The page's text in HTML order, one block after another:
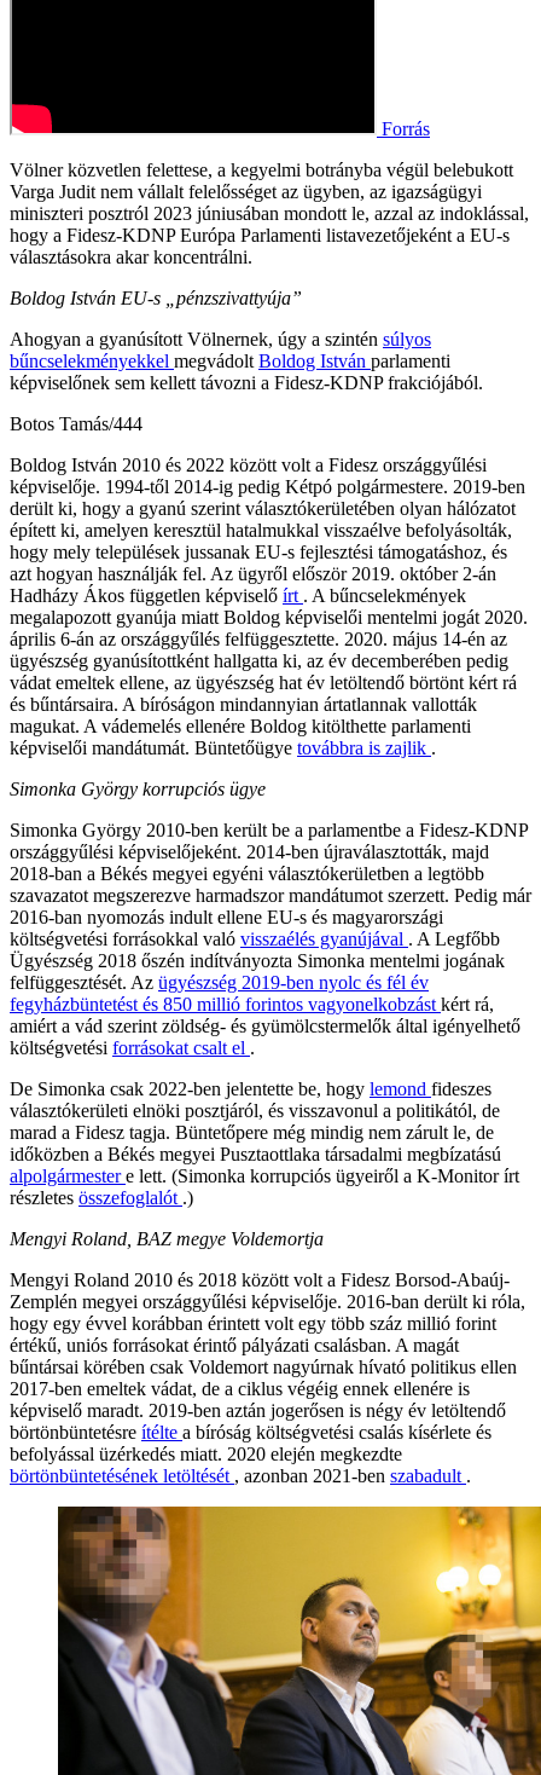
Forrás
Völner közvetlen felettese, a kegyelmi botrányba végül belebukott
Varga Judit nem vállalt felelősséget az ügyben, az igazságügyi
miniszteri posztról 2023 júniusában mondott le, azzal az indoklással,
hogy a Fidesz-KDNP Európa Parlamenti listavezetőjeként a EU-s
választásokra akar koncentrálni.
Boldog István EU-s „pénzszivattyúja”
Ahogyan a gyanúsított Völnernek, úgy a szintén súlyos
bűncselekményekkel megvádolt Boldog István parlamenti
képviselőnek sem kellett távozni a Fidesz-KDNP frakciójából.
Botos Tamás/444
Boldog István 2010 és 2022 között volt a Fidesz országgyűlési
képviselője. 1994-től 2014-ig pedig Kétpó polgármestere. 2019-ben
derült ki, hogy a gyanú szerint választókerületében olyan hálózatot
épített ki, amelyen keresztül hatalmukkal visszaélve befolyásolták,
hogy mely települések jussanak EU-s fejlesztési támogatáshoz, és
azt hogyan használják fel. Az ügyről először 2019. október 2-án
Hadházy Ákos független képviselő írt . A bűncselekmények
megalapozott gyanúja miatt Boldog képviselői mentelmi jogát 2020.
április 6-án az országgyűlés felfüggesztette. 2020. május 14-én az
ügyészség gyanúsítottként hallgatta ki, az év decemberében pedig
vádat emeltek ellene, az ügyészség hat év letöltendő börtönt kért rá
és bűntársaira. A bíróságon mindannyian ártatlannak vallották
magukat. A vádemelés ellenére Boldog kitölthette parlamenti
képviselői mandátumát. Büntetőügye továbbra is zajlik .
Simonka György korrupciós ügye
Simonka György 2010-ben került be a parlamentbe a Fidesz-KDNP
országgyűlési képviselőjeként. 2014-ben újraválasztották, majd
2018-ban a Békés megyei egyéni választókerületben a legtöbb
szavazatot megszerezve harmadszor mandátumot szerzett. Pedig már
2016-ban nyomozás indult ellene EU-s és magyarországi
költségvetési forrásokkal való visszaélés gyanújával . A Legfőbb
Ügyészség 2018 őszén indítványozta Simonka mentelmi jogának
felfüggesztését. Az ügyészség 2019-ben nyolc és fél év
fegyházbüntetést és 850 millió forintos vagyonelkobzást kért rá,
amiért a vád szerint zöldség- és gyümölcstermelők által igényelhető
költségvetési forrásokat csalt el .
De Simonka csak 2022-ben jelentette be, hogy lemond fideszes
választókerületi elnöki posztjáról, és visszavonul a politikától, de
marad a Fidesz tagja. Büntetőpere még mindig nem zárult le, de
időközben a Békés megyei Pusztaottlaka társadalmi megbízatású
alpolgármestere lett. (Simonka korrupciós ügyeiről a K-Monitor írt
részletes összefoglalót .)
Mengyi Roland, BAZ megye Voldemortja
Mengyi Roland 2010 és 2018 között volt a Fidesz Borsod-Abaúj-
Zemplén megyei országgyűlési képviselője. 2016-ban derült ki róla,
hogy egy évvel korábban érintett volt egy több száz millió forint
értékű, uniós forrásokat érintő pályázati csalásban. A magát
bűntársai körében csak Voldemort nagyúrnak hívató politikus ellen
2017-ben emeltek vádat, de a ciklus végéig ennek ellenére is
képviselő maradt. 2019-ben aztán jogerősen is négy év letöltendő
börtönbüntetésre ítélte a bíróság költségvetési csalás kísérlete és
befolyással üzérkedés miatt. 2020 elején megkezdte
börtönbüntetésének letöltését , azonban 2021-ben szabadult .